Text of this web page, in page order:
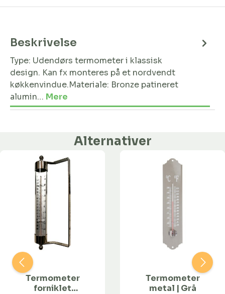
Beskrivelse
Type: Udendørs termometer i klassisk
design. Kan fx monteres på et nordvendt
køkkenvindue.Materiale: Bronze patineret
alumin… Mere
Alternativer
Termometer
forniklet
Termometer
metal | Grå